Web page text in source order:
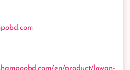
en/product/lowan-